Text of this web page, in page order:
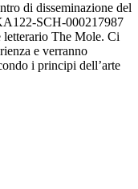
di disseminazione del
SCH-000217987
letterario The Mole. Ci
e verranno
i principi dell’arte